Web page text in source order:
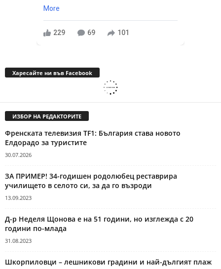
More
229 69 101
Харесайте ни във Facebook
ИЗБОР НА РЕДАКТОРИТЕ
Френската телевизия TF1: България става новото
Елдорадо за туристите
30.07.2026
ЗА ПРИМЕР! 34-годишен родолюбец реставрира
училището в селото си, за да го възроди
13.09.2023
Д-р Неделя Щонова е на 51 години, но изглежда с 20
години по-млада
31.08.2023
Шкорпиловци – лешникови градини и най-дългият плаж